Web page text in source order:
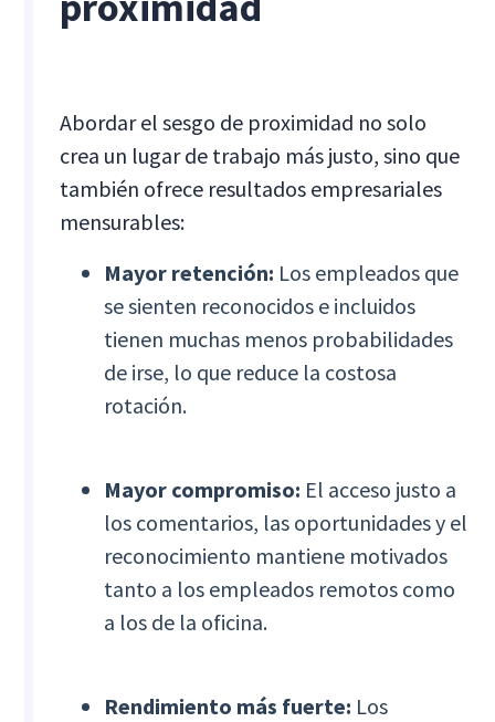
Abordar el sesgo de proximidad no solo
crea un lugar de trabajo más justo, sino que
también ofrece resultados empresariales
mensurables:
Mayor retención: Los empleados que
se sienten reconocidos e incluidos
tienen muchas menos probabilidades
de irse, lo que reduce la costosa
rotación.
Mayor compromiso: El acceso justo a
los comentarios, las oportunidades y el
reconocimiento mantiene motivados
tanto a los empleados remotos como
a los de la oficina.
Rendimiento más fuerte: Los